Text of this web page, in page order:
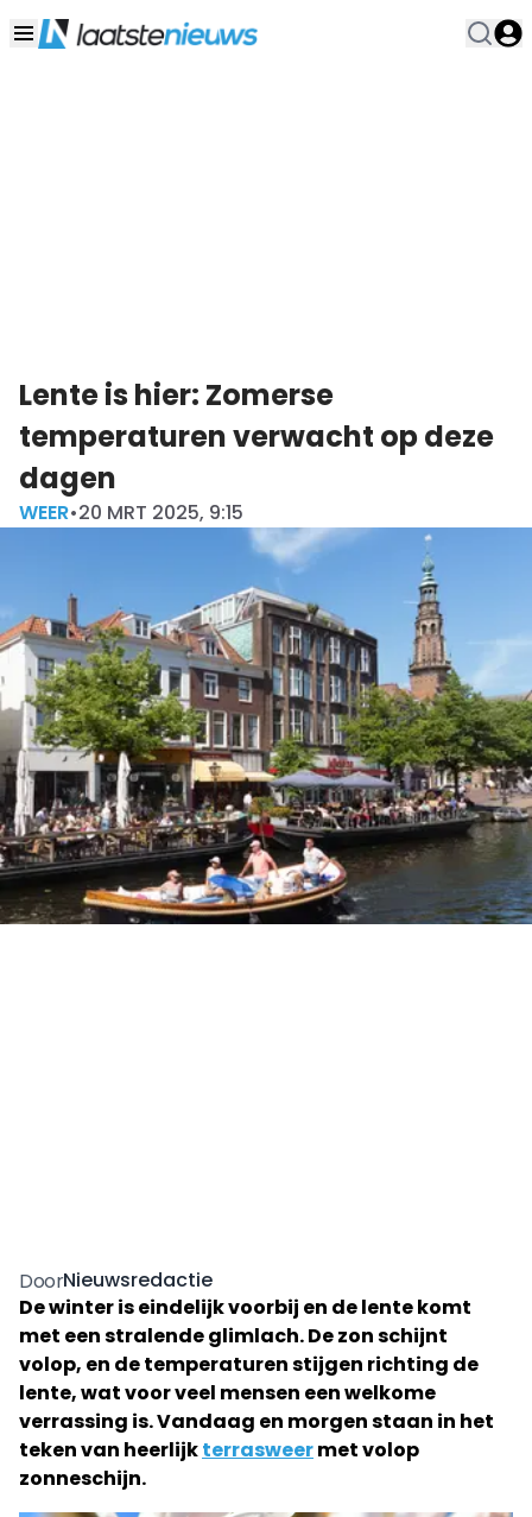
Lente is hier: Zomerse
temperaturen verwacht op deze
dagen
WEER•20 MRT 2025, 9:15
DoorNieuwsredactie
De winter is eindelijk voorbij en de lente komt
met een stralende glimlach. De zon schijnt
volop, en de temperaturen stijgen richting de
lente, wat voor veel mensen een welkome
verrassing is. Vandaag en morgen staan in het
teken van heerlijkterrasweermet volop
zonneschijn.